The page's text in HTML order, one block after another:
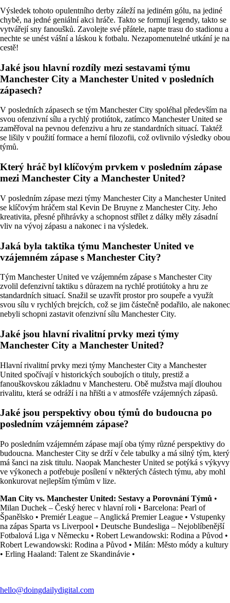
Výsledek tohoto opulentního derby záleží na jediném gólu, na jediné
chybě, na jedné geniální akci hráče. Takto se formují legendy, takto se
vytvářejí sny fanoušků. Zavolejte své přátele, napte trasu do stadionu a
nechte se unést vášní a láskou k fotbalu. Nezapomenutelné utkání je na
cestě!
Jaké jsou hlavní rozdíly mezi sestavami týmu
Manchester City a Manchester United v posledních
zápasech?
V posledních zápasech se tým Manchester City spoléhal především na
svou ofenzivní sílu a rychlý protiútok, zatímco Manchester United se
zaměřoval na pevnou defenzivu a hru ze standardních situací. Taktéž
se lišily v použití formace a herní filozofii, což ovlivnilo výsledky obou
týmů.
Který hráč byl klíčovým prvkem v posledním zápase
mezi Manchester City a Manchester United?
V posledním zápase mezi týmy Manchester City a Manchester United
se klíčovým hráčem stal Kevin De Bruyne z Manchester City. Jeho
kreativita, přesné přihrávky a schopnost střílet z dálky měly zásadní
vliv na vývoj zápasu a nakonec i na výsledek.
Jaká byla taktika týmu Manchester United ve
vzájemném zápase s Manchester City?
Tým Manchester United ve vzájemném zápase s Manchester City
zvolil defenzivní taktiku s důrazem na rychlé protiútoky a hru ze
standardních situací. Snažil se uzavřít prostor pro soupeře a využít
svou sílu v rychlých brejcích, což se jim částečně podařilo, ale nakonec
nebyli schopni zastavit ofenzivní sílu Manchester City.
Jaké jsou hlavní rivalitní prvky mezi týmy
Manchester City a Manchester United?
Hlavní rivalitní prvky mezi týmy Manchester City a Manchester
United spočívají v historických soubojích o tituly, prestiž a
fanouškovskou základnu v Manchesteru. Obě mužstva mají dlouhou
rivalitu, která se odráží i na hřišti a v atmosféře vzájemných zápasů.
Jaké jsou perspektivy obou týmů do budoucna po
posledním vzájemném zápase?
Po posledním vzájemném zápase mají oba týmy různé perspektivy do
budoucna. Manchester City se drží v čele tabulky a má silný tým, který
má šanci na zisk titulu. Naopak Manchester United se potýká s výkyvy
ve výkonech a potřebuje posílení v některých částech týmu, aby mohl
konkurovat nejlepším týmům v lize.
Man City vs. Manchester United: Sestavy a Porovnání Týmů •
Milan Duchek – Český herec v hlavní roli • Barcelona: Pearl of
Španělsko • Premiér League – Anglická Premier League • Vstupenky
na zápas Sparta vs Liverpool • Deutsche Bundesliga – Nejoblíbenější
Fotbalová Liga v Německu • Robert Lewandowski: Rodina a Původ •
Robert Lewandowski: Rodina a Původ • Milán: Město módy a kultury
• Erling Haaland: Talent ze Skandinávie •
hello@doingdailydigital.com